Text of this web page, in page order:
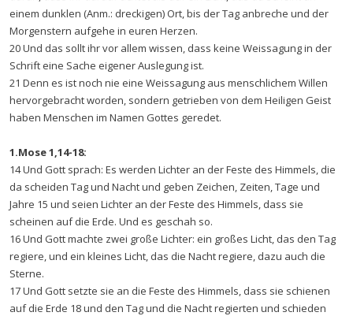
einem dunklen (Anm.: dreckigen) Ort, bis der Tag anbreche und der
Morgenstern aufgehe in euren Herzen.
20 Und das sollt ihr vor allem wissen, dass keine Weissagung in der
Schrift eine Sache eigener Auslegung ist.
21 Denn es ist noch nie eine Weissagung aus menschlichem Willen
hervorgebracht worden, sondern getrieben von dem Heiligen Geist
haben Menschen im Namen Gottes geredet.
1.Mose 1,14-18:
14 Und Gott sprach: Es werden Lichter an der Feste des Himmels, die
da scheiden Tag und Nacht und geben Zeichen, Zeiten, Tage und
Jahre 15 und seien Lichter an der Feste des Himmels, dass sie
scheinen auf die Erde. Und es geschah so.
16 Und Gott machte zwei große Lichter: ein großes Licht, das den Tag
regiere, und ein kleines Licht, das die Nacht regiere, dazu auch die
Sterne.
17 Und Gott setzte sie an die Feste des Himmels, dass sie schienen
auf die Erde 18 und den Tag und die Nacht regierten und schieden